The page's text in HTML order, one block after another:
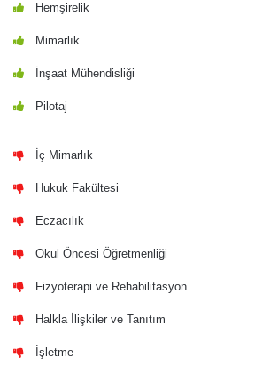
Hemşirelik
Mimarlık
İnşaat Mühendisliği
Pilotaj
İç Mimarlık
Hukuk Fakültesi
Eczacılık
Okul Öncesi Öğretmenliği
Fizyoterapi ve Rehabilitasyon
Halkla İlişkiler ve Tanıtım
İşletme